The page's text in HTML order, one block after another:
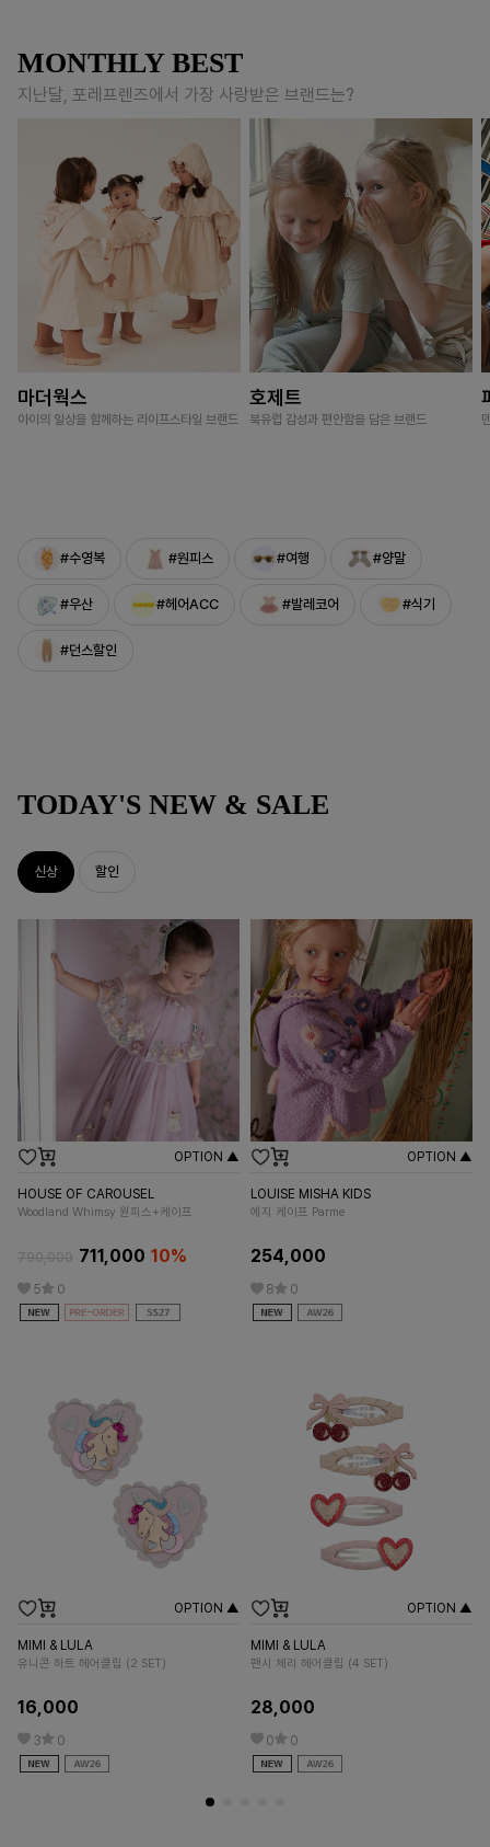
MONTHLY BEST
지난달, 포레프렌즈에서 가장 사랑받은 브랜드는?
마더웍스
아이의 일상을 함께하는 라이프스타일 브랜드
호제트
북유럽 감성과 편안함을 담은 브랜드
#수영복 #원피스 #여행 #양말
#우산 #헤어ACC #발레코어 #식기
#던스할인
TODAY'S NEW & SALE
신상 할인
OPTION ▲
HOUSE OF CAROUSEL
Woodland Whimsy 원피스+케이프
790,000 711,000 10%
5 0
OPTION ▲
LOUISE MISHA KIDS
에지 케이프 Parme
254,000
8 0
OPTION ▲
MIMI & LULA
유니콘 하트 헤어클립 (2 SET)
16,000
3 0
OPTION ▲
MIMI & LULA
팬시 체리 헤어클립 (4 SET)
28,000
0 0